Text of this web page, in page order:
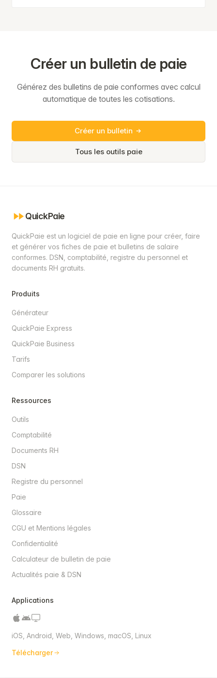
Créer un bulletin de paie
Générez des bulletins de paie conformes avec calcul
automatique de toutes les cotisations.
Créer un bulletin
Tous les outils paie
QuickPaie
QuickPaie est un logiciel de paie en ligne pour créer, faire
et générer vos fiches de paie et bulletins de salaire
conformes. DSN, comptabilité, registre du personnel et
documents RH gratuits.
Produits
Générateur
QuickPaie Express
QuickPaie Business
Tarifs
Comparer les solutions
Ressources
Outils
Comptabilité
Documents RH
DSN
Registre du personnel
Paie
Glossaire
CGU et Mentions légales
Confidentialité
Calculateur de bulletin de paie
Actualités paie & DSN
Applications
iOS, Android, Web, Windows, macOS, Linux
Télécharger